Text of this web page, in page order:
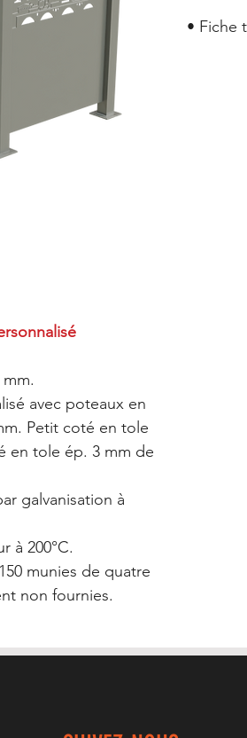
avec poteaux en
Petit coté en tole
en tole ép. 3 mm de
galvanisation à
à 200°C.
munies de quatre
non fournies.
•